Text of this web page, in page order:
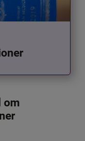
om